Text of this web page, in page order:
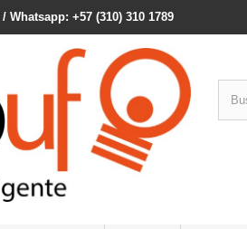
Whatsapp: +57 (310) 310 1789